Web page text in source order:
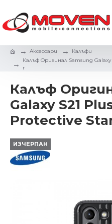
Аксесоари
Калъфи
Калъф Оригинал Samsung Galaxy
r
Калъф
Galaxy S21
Protective
ИЗЧЕРПАН